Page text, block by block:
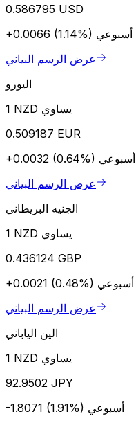
0.586795 USD
+0.0066 (1.14%) أسبوعي
عرض الرسم البياني
اليورو
1 NZD يساوي
0.509187 EUR
+0.0032 (0.64%) أسبوعي
عرض الرسم البياني
الجنيه البريطاني
1 NZD يساوي
0.436124 GBP
+0.0021 (0.48%) أسبوعي
عرض الرسم البياني
الين الياباني
1 NZD يساوي
92.9502 JPY
-1.8071 (1.91%) أسبوعي